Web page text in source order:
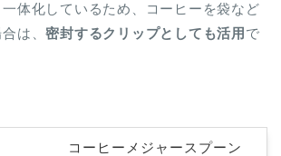
体化しているため、コーヒーを袋など
は、密封するクリップとしても活用 で
コーヒーメジャースプーン